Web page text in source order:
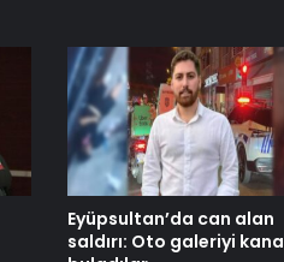
Eyüpsultan’da can alan
saldırı: Oto galeriyi kana